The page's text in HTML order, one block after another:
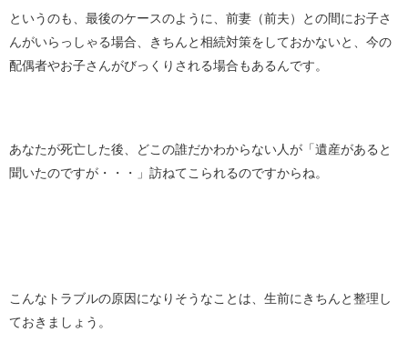
というのも、最後のケースのように、前妻（前夫）との間にお子さ
んがいらっしゃる場合、きちんと相続対策をしておかないと、今の
配偶者やお子さんがびっくりされる場合もあるんです。
あなたが死亡した後、どこの誰だかわからない人が「遺産があると
聞いたのですが・・・」訪ねてこられるのですからね。
こんなトラブルの原因になりそうなことは、生前にきちんと整理し
ておきましょう。